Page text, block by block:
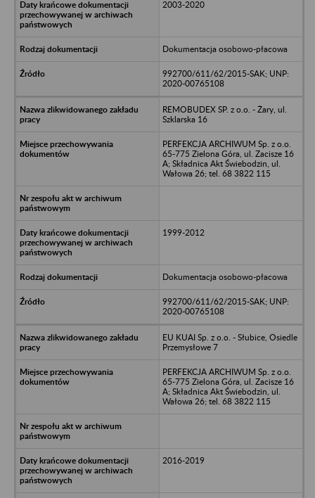
2003-2020
Dokumentacja osobowo-płacowa
992700/611/62/2015-SAK; UNP:
2020-00765108
REMOBUDEX SP. z o.o. - Żary, ul.
Szklarska 16
PERFEKCJA ARCHIWUM Sp. z o.o.
65-775 Zielona Góra, ul. Zacisze 16
A; Składnica Akt Świebodzin, ul.
Wałowa 26; tel. 68 3822 115
1999-2012
Dokumentacja osobowo-płacowa
992700/611/62/2015-SAK; UNP:
2020-00765108
EU KUAI Sp. z o.o. - Słubice, Osiedle
Przemysłowe 7
PERFEKCJA ARCHIWUM Sp. z o.o.
65-775 Zielona Góra, ul. Zacisze 16
A; Składnica Akt Świebodzin, ul.
Wałowa 26; tel. 68 3822 115
2016-2019